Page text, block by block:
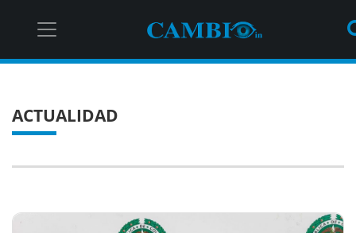
ACTUALIDAD